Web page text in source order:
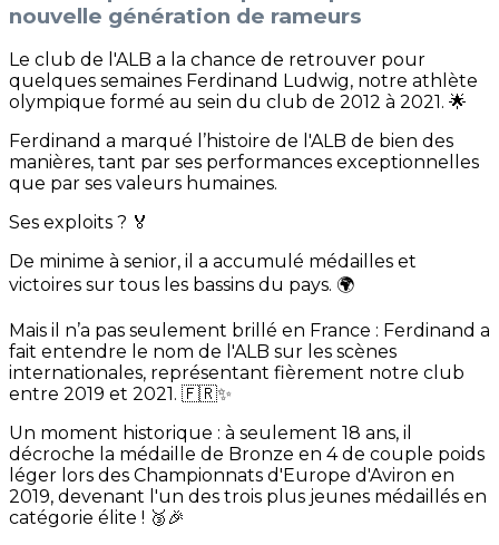
nouvelle génération de rameurs
Le club de l'ALB a la chance de retrouver pour
quelques semaines Ferdinand Ludwig, notre athlète
olympique formé au sein du club de 2012 à 2021. 🌟
Ferdinand a marqué l’histoire de l'ALB de bien des
manières, tant par ses performances exceptionnelles
que par ses valeurs humaines.
Ses exploits ? 🏅
De minime à senior, il a accumulé médailles et
victoires sur tous les bassins du pays. 🌍
Mais il n’a pas seulement brillé en France : Ferdinand a
fait entendre le nom de l'ALB sur les scènes
internationales, représentant fièrement notre club
entre 2019 et 2021. 🇫🇷✨
Un moment historique : à seulement 18 ans, il
décroche la médaille de Bronze en 4 de couple poids
léger lors des Championnats d'Europe d'Aviron en
2019, devenant l'un des trois plus jeunes médaillés en
catégorie élite ! 🥉🎉